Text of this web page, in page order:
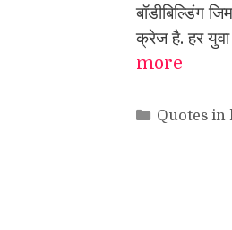
बॉडीबिल्डिंग
क्रेज है. हर
more
Categories
Quotes in